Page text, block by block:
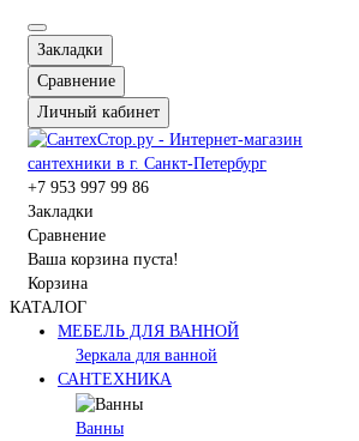
Закладки
Сравнение
Личный кабинет
+7 953 997 99 86
Закладки
Сравнение
Ваша корзина пуста!
Корзина
КАТАЛОГ
МЕБЕЛЬ ДЛЯ ВАННОЙ
Зеркала для ванной
САНТЕХНИКА
Ванны